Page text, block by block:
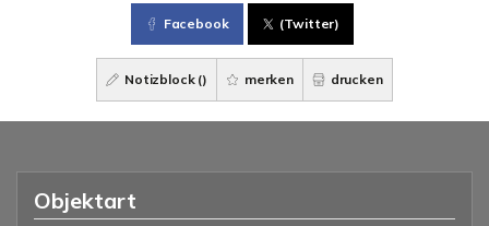
Facebook (Twitter)
Notizblock () merken drucken
Objektart